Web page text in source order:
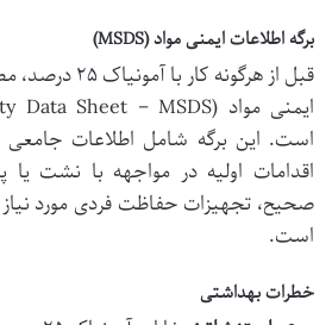
برگه اطلاعات ایمنی مواد (MSDS)
قبل از هرگونه
است. این برگه شامل اطلاعات جامعی
اقدامات اولیه در مواجهه با نشت
صحیح، تجهیزات حفاظت فردی مورد
است.
خطرات بهداشتی